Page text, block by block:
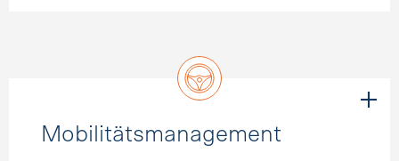
Mobilitätsmanagement